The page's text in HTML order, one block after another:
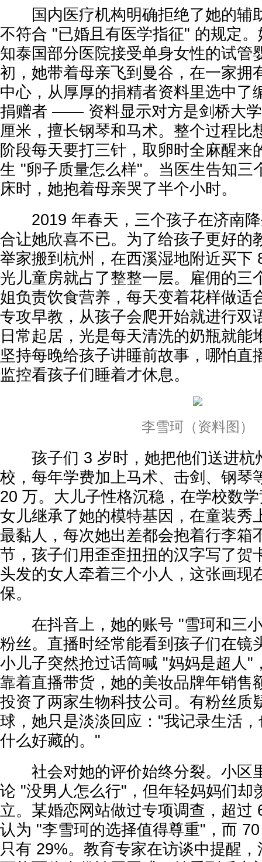
国内医疗机构明确拒绝了她的辅
不符合 "已婚且有医学指征" 的规定
知泰国部分医院接受单身女性的试管
初，她带着母亲飞到曼谷，在一家拥
中心，从厚厚的捐精者资料里选中了
捐赠者 —— 资料显示对方是剑桥大
厘米，擅长钢琴和马术。整个过程比
阶段每天要打三针，取卵时全麻醒来
生 "卵子质量怎么样"。当医生告知三
床时，她抱着母亲哭了半个小时。
2019 年春天，三个孩子在济南降
合让她欣喜不已。为了给孩子更好的
举家搬到杭州，在西溪湿地附近买下
光儿童房就占了整整一层。雇佣的三
姐负责饮食营养，每天变着花样做适
专攻早教，从孩子会爬开始就进行双
日常起居，光是每天清洗的奶瓶就能
坚持每晚给孩子讲睡前故事，哪怕直
监控看孩子们睡着才休息。
李雪珂（资料图）
孩子们 3 岁时，她把他们送进杭
校，每年学费加上马术、击剑、钢琴
20 万。大儿子性格沉稳，在学校数
女儿继承了她的模特基因，在童装秀
最黏人，每次她出差都会抱着行李箱
节，孩子们用歪歪扭扭的汉字写了贺
头发的女人牵着三个小人，这张画现
保。
在抖音上，她的账号 "雪珂和三小
粉丝。直播时经常能看到孩子们在镜
小儿子突然抢过话筒喊 "妈妈是超人"
靠着直播带货，她的美妆品牌年销售
投资了两家生物科技公司。有粉丝质
球，她只是淡淡回应："我记录生活
什么好藏的。"
社会对她的评价始终分裂。小区
论 "没男人怎么行"，但年轻妈妈们却
立。某婚恋网站做过专项调查，超过
认为 "李雪珂的选择值得尊重"，而
只有 29%。教育专家在访谈中提醒